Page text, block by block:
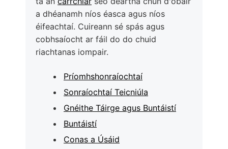
a dhéanamh níos éasca agus níos
éifeachtaí. Cuireann sé spás agus
cobhsaíocht ar fáil do do chuid
riachtanas iompair.
Príomhshonraíochtaí
Sonraíochtaí Teicniúla
Gnéithe Táirge agus Buntáistí
Buntáistí
Conas a Úsáid